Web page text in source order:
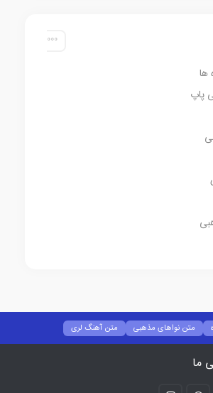
ها
پاپ
متن نواهای مذهبی
متن آهنگ لری
آهنگ رپ متن آهنگ خارجی
متن آهنگ ترکی
بیوگرافی خواننده ها
ما